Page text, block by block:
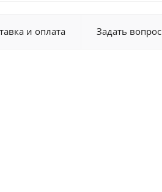
и оплата Задать вопрос